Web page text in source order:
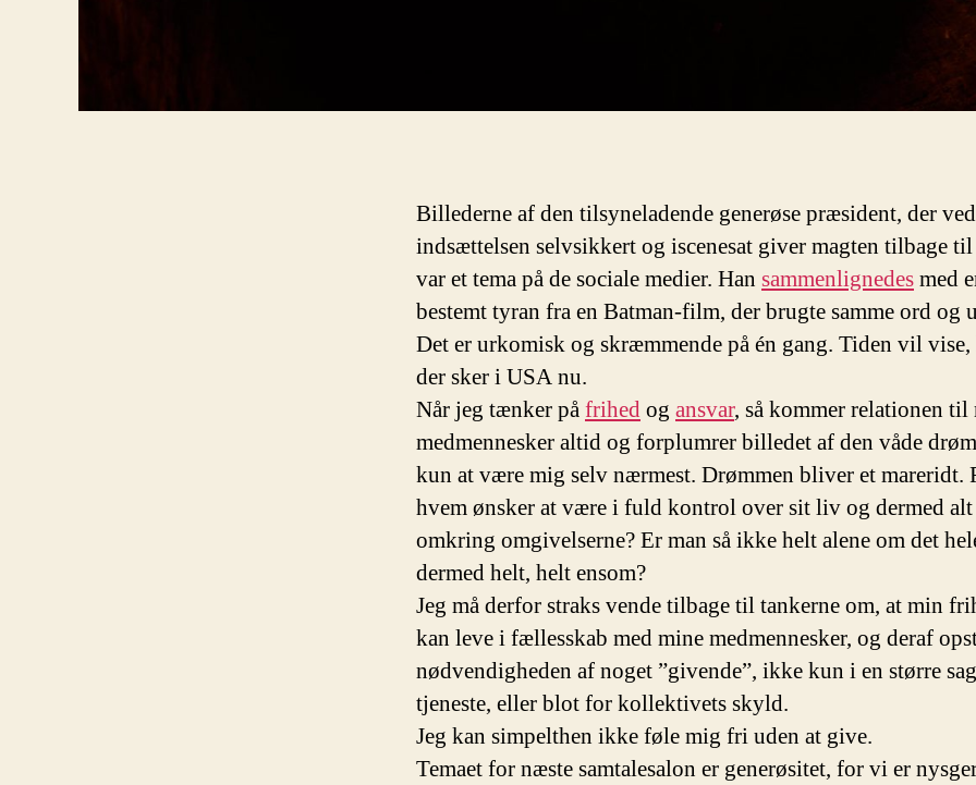
Billederne af den tilsyneladende generøse præsident, der ved
indsættelsen selvsikkert og iscenesat giver magten tilbage
var et tema på de sociale medier. Han sammenlignedesmed
bestemt tyran fra en Batman-film, der brugte samme ord og
Det er urkomisk og skræmmende på én gang. Tiden vil
der sker i USA nu.
Når jeg tænker påfrihedog ansvar, så kommer relationen til
medmennesker altid og forplumrer billedet af den våde
kun at være mig selv nærmest. Drømmen bliver et mareridt.
hvem ønsker at være i fuld kontrol over sit liv og dermed alt
omkring omgivelserne? Er man så ikke helt alene om det
dermed helt, helt ensom?
Jeg må derfor straks vende tilbage til tankerne om, at min
kan leve i fællesskab med mine medmennesker, og deraf
nødvendigheden af noget ”givende”, ikke kun i en større
tjeneste, eller blot for kollektivets skyld.
Jeg kan simpelthen ikke føle mig fri uden at give.
Temaet for næste samtalesalon er generøsitet, for vi er